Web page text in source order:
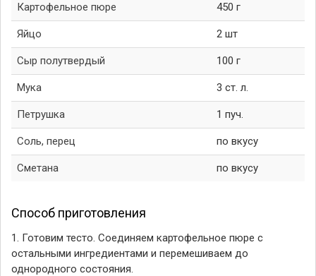
Картофельное пюре 450 г
Яйцо 2 шт
Сыр полутвердый 100 г
Мука 3 ст. л.
Петрушка 1 пуч.
Соль, перец по вкусу
Сметана по вкусу
Способ приготовления
1. Готовим тесто. Соединяем картофельное пюре с
остальными ингредиентами и перемешиваем до
однородного состояния.